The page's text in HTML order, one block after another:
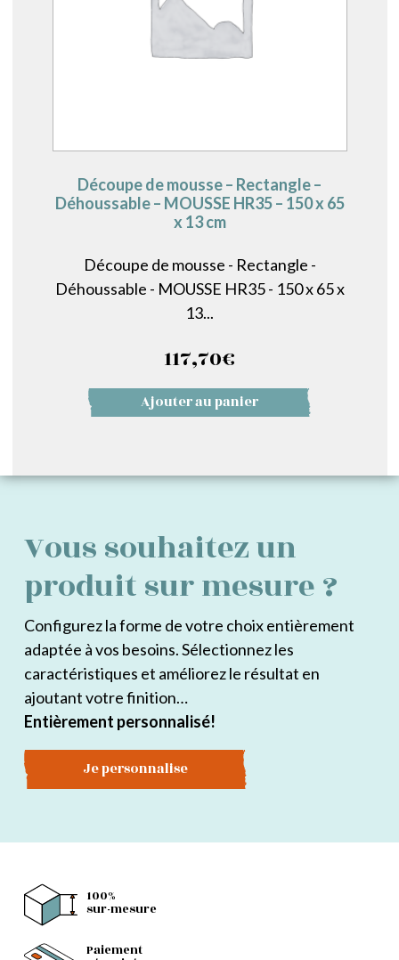
Découpe de mousse – Rectangle –
Déhoussable – MOUSSE HR35 – 150 x 65
x 13 cm
Découpe de mousse - Rectangle -
Déhoussable - MOUSSE HR35 - 150 x 65 x
13...
117,70€
Ajouter au panier
Vous souhaitez un
produit sur mesure ?
Configurez la forme de votre choix entièrement
adaptée à vos besoins. Sélectionnez les
caractéristiques et améliorez le résultat en
ajoutant votre finition…
Entièrement personnalisé!
Je personnalise
100%
sur-mesure
Paiement